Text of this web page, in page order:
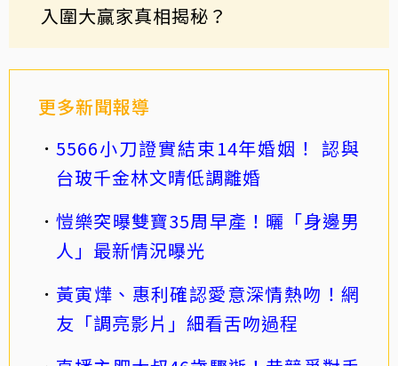
入圍大贏家真相揭秘？
更多新聞報導
5566小刀證實結束14年婚姻！ 認與
台玻千金林文晴低調離婚
愷樂突曝雙寶35周早產！曬「身邊男
人」最新情況曝光
黃寅燁、惠利確認愛意深情熱吻！網
友「調亮影片」細看舌吻過程